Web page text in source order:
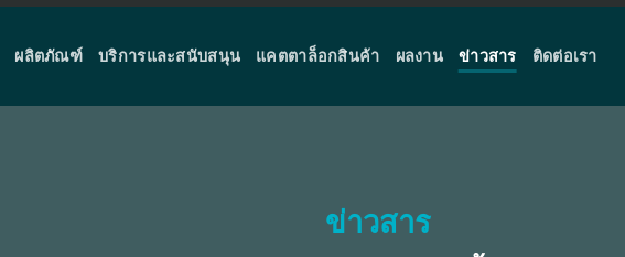
ผลิตภัณฑ์ บริการและสนับสนุน แคตตาล็อกสินค้า ผลงาน ข่าวสาร ติดต่อเรา
ข่าวสาร